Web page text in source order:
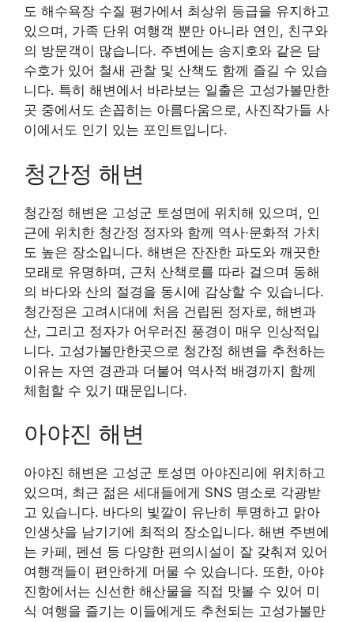
도 해수욕장 수질 평가에서 최상위 등급을 유지하고
있으며, 가족 단위 여행객 뿐만 아니라 연인, 친구와
의 방문객이 많습니다. 주변에는 송지호와 같은 담
수호가 있어 철새 관찰 및 산책도 함께 즐길 수 있습
니다. 특히 해변에서 바라보는 일출은 고성가볼만한
곳 중에서도 손꼽히는 아름다움으로, 사진작가들 사
이에서도 인기 있는 포인트입니다.
청간정 해변
청간정 해변은 고성군 토성면에 위치해 있으며, 인
근에 위치한 청간정 정자와 함께 역사·문화적 가치
도 높은 장소입니다. 해변은 잔잔한 파도와 깨끗한
모래로 유명하며, 근처 산책로를 따라 걸으며 동해
의 바다와 산의 절경을 동시에 감상할 수 있습니다.
청간정은 고려시대에 처음 건립된 정자로, 해변과
산, 그리고 정자가 어우러진 풍경이 매우 인상적입
니다. 고성가볼만한곳으로 청간정 해변을 추천하는
이유는 자연 경관과 더불어 역사적 배경까지 함께
체험할 수 있기 때문입니다.
아야진 해변
아야진 해변은 고성군 토성면 아야진리에 위치하고
있으며, 최근 젊은 세대들에게 SNS 명소로 각광받
고 있습니다. 바다의 빛깔이 유난히 투명하고 맑아
인생샷을 남기기에 최적의 장소입니다. 해변 주변에
는 카페, 펜션 등 다양한 편의시설이 잘 갖춰져 있어
여행객들이 편안하게 머물 수 있습니다. 또한, 아야
진항에서는 신선한 해산물을 직접 맛볼 수 있어 미
식 여행을 즐기는 이들에게도 추천되는 고성가볼만